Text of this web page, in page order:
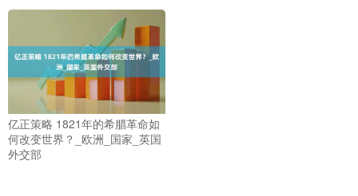
亿正策略 1821年的希腊革命如
何改变世界？_欧洲_国家_英国
外交部